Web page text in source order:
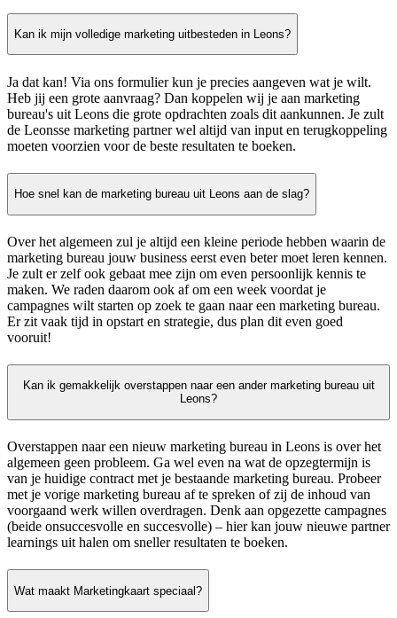
Kan ik mijn volledige marketing uitbesteden in Leons?
Ja dat kan! Via ons formulier kun je precies aangeven wat je wilt.
Heb jij een grote aanvraag? Dan koppelen wij je aan marketing
bureau's uit Leons die grote opdrachten zoals dit aankunnen. Je zult
de Leonsse marketing partner wel altijd van input en terugkoppeling
moeten voorzien voor de beste resultaten te boeken.
Hoe snel kan de marketing bureau uit Leons aan de slag?
Over het algemeen zul je altijd een kleine periode hebben waarin de
marketing bureau jouw business eerst even beter moet leren kennen.
Je zult er zelf ook gebaat mee zijn om even persoonlijk kennis te
maken. We raden daarom ook af om een week voordat je
campagnes wilt starten op zoek te gaan naar een marketing bureau.
Er zit vaak tijd in opstart en strategie, dus plan dit even goed
vooruit!
Kan ik gemakkelijk overstappen naar een ander marketing bureau uit
Leons?
Overstappen naar een nieuw marketing bureau in Leons is over het
algemeen geen probleem. Ga wel even na wat de opzegtermijn is
van je huidige contract met je bestaande marketing bureau. Probeer
met je vorige marketing bureau af te spreken of zij de inhoud van
voorgaand werk willen overdragen. Denk aan opgezette campagnes
(beide onsuccesvolle en succesvolle) – hier kan jouw nieuwe partner
learnings uit halen om sneller resultaten te boeken.
Wat maakt Marketingkaart speciaal?